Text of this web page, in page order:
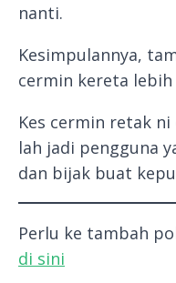
nanti.
Kesimpulannya,
cermin kereta lebih
Kes cermin retak
lah jadi pengguna
dan bijak buat
Perlu ke tambah
di sini